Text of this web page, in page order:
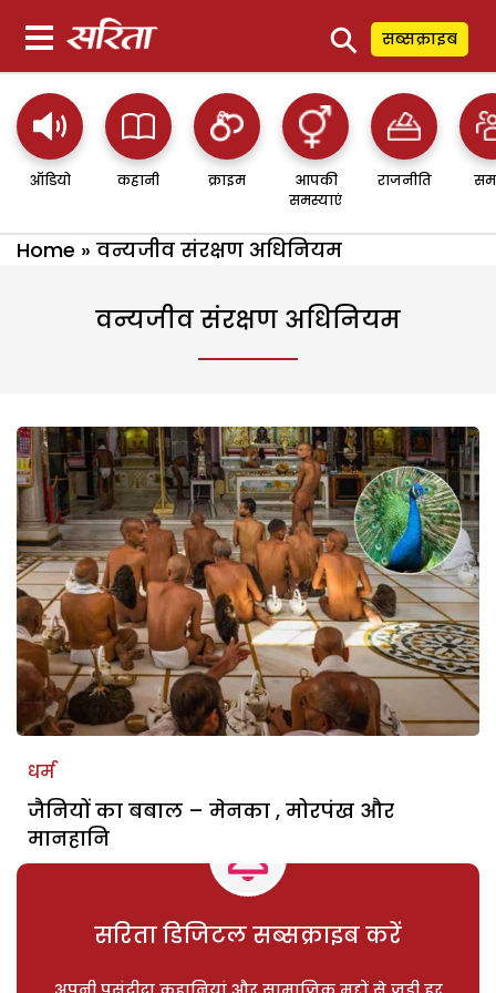
⚲ सब्सक्राइब
ऑडियो कहानी क्राइम
आपकी
समस्याएं
राजनीति
Home » वन्यजीव संरक्षण अधिनियम
वन्यजीव संरक्षण अधिनियम
धर्म
जैनियों का बबाल – मेनका , मोरपंख और
मानहानि
सरिता डिजिटल सब्सक्राइब करें